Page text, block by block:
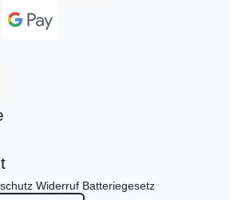
Widerruf Batteriegesetz